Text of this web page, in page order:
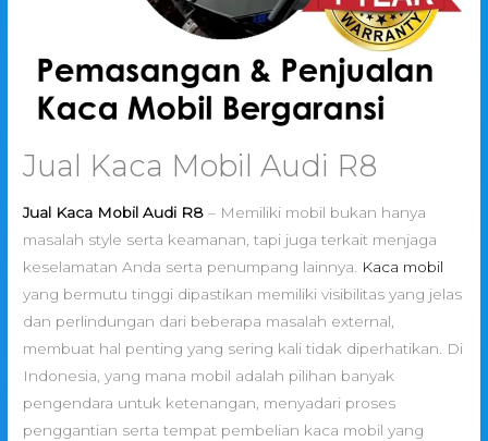
Jual Kaca Mobil Audi R8
Jual Kaca Mobil Audi R8 – Memiliki mobil bukan hanya
masalah style serta keamanan, tapi juga terkait menjaga
keselamatan Anda serta penumpang lainnya.
Kaca mobil
yang bermutu tinggi dipastikan memiliki visibilitas yang jelas
dan perlindungan dari beberapa masalah external,
membuat hal penting yang sering kali tidak diperhatikan. Di
Indonesia, yang mana mobil adalah pilihan banyak
pengendara untuk ketenangan, menyadari proses
penggantian serta tempat pembelian kaca mobil yang